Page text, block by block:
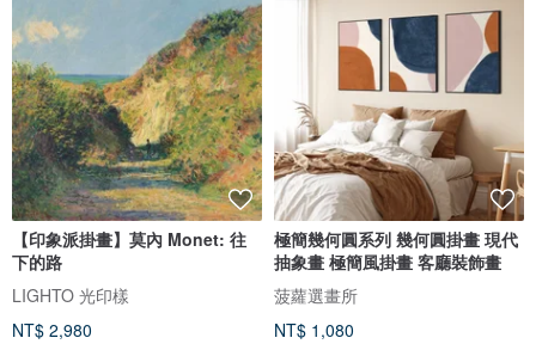
【印象派掛畫】莫內 Monet: 往
下的路
LIGHTO 光印樣
NT$ 2,980
極簡幾何圓系列 幾何圓掛畫 現代
抽象畫 極簡風掛畫 客廳裝飾畫
菠蘿選畫所
NT$ 1,080